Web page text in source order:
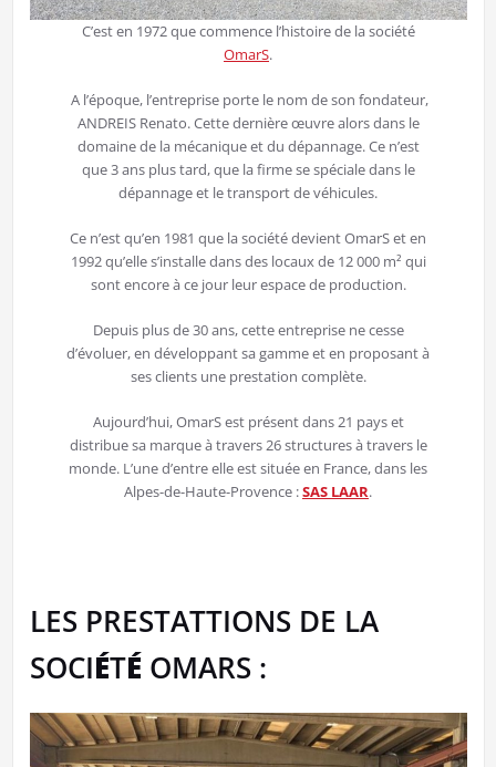
C’est en 1972 que commence l’histoire de la société
OmarS.
A l’époque, l’entreprise porte le nom de son fondateur,
ANDREIS Renato. Cette dernière œuvre alors dans le
domaine de la mécanique et du dépannage. Ce n’est
que 3 ans plus tard, que la firme se spéciale dans le
dépannage et le transport de véhicules.
Ce n’est qu’en 1981 que la société devient OmarS et en
1992 qu’elle s’installe dans des locaux de 12 000 m² qui
sont encore à ce jour leur espace de production.
Depuis plus de 30 ans, cette entreprise ne cesse
d’évoluer, en développant sa gamme et en proposant à
ses clients une prestation complète.
Aujourd’hui, OmarS est présent dans 21 pays et
distribue sa marque à travers 26 structures à travers le
monde. L’une d’entre elle est située en France, dans les
Alpes-de-Haute-Provence :SAS LAAR.
LES PRESTATTIONS DE LA
SOCIÉTÉ OMARS :